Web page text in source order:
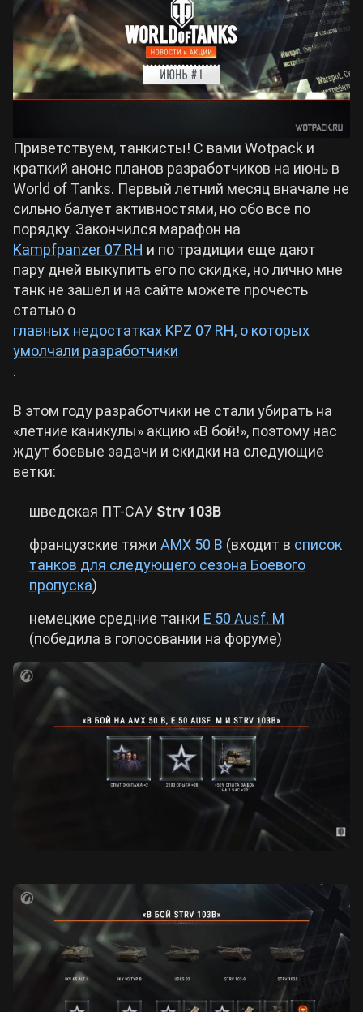
Crimson Desert
Zenless Zone Zero
Kingdom Come: Deliverance 2
Path of Exile 2
Wuthering Waves
Roblox
Hogwarts Legacy
Все игры
Билды Arknights: Endfield
Билды Wuthering Waves
Билды Path of Exile 2
Приветствуем, танкисты! С вами Wotpack и
краткий анонс планов разработчиков на июнь в
World of Tanks. Первый летний месяц вначале не
сильно балует активностями, но обо все по
порядку. Закончился марафон на
Kampfpanzer 07 RH и по традиции еще дают
пару дней выкупить его по скидке, но лично мне
танк не зашел и на сайте можете прочесть
статью о
главных недостатках KPZ 07 RH, о которых
умолчали разработчики
.
В этом году разработчики не стали убирать на
«летние каникулы» акцию «В бой!», поэтому нас
ждут боевые задачи и скидки на следующие
ветки:
шведская ПТ-САУ Strv 103B
французские тяжи AMX 50 B (входит в список
танков для следующего сезона Боевого
пропуска)
немецкие средние танки E 50 Ausf. M
(победила в голосовании на форуме)